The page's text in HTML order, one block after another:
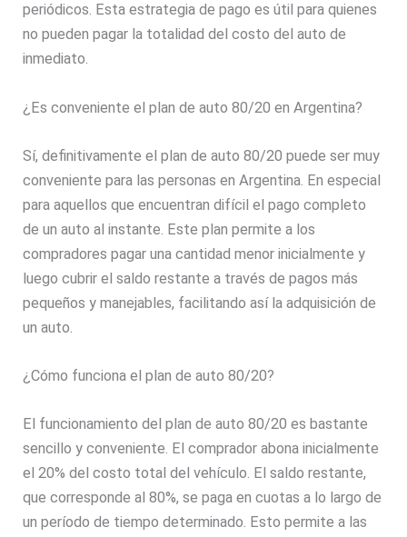
periódicos. Esta estrategia de pago es útil para quienes
no pueden pagar la totalidad del costo del auto de
inmediato.
¿Es conveniente el plan de auto 80/20 en Argentina?
Sí, definitivamente el plan de auto 80/20 puede ser muy
conveniente para las personas en Argentina. En especial
para aquellos que encuentran difícil el pago completo
de un auto al instante. Este plan permite a los
compradores pagar una cantidad menor inicialmente y
luego cubrir el saldo restante a través de pagos más
pequeños y manejables, facilitando así la adquisición de
un auto.
¿Cómo funciona el plan de auto 80/20?
El funcionamiento del plan de auto 80/20 es bastante
sencillo y conveniente. El comprador abona inicialmente
el 20% del costo total del vehículo. El saldo restante,
que corresponde al 80%, se paga en cuotas a lo largo de
un período de tiempo determinado. Esto permite a las